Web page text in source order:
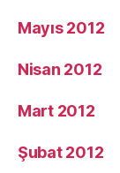
Mayıs 2012
Nisan 2012
Mart 2012
Şubat 2012